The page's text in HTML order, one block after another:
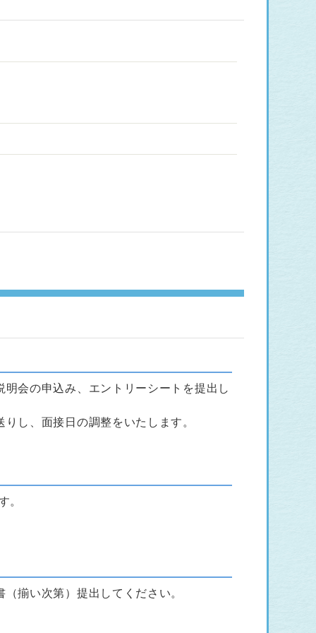
会の申込み、エントリーシートを提出し
し、面接日の調整をいたします。
。
揃い次第）提出してください。